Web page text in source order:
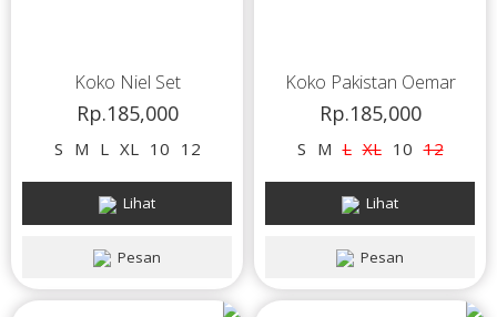
Koko Niel Set
Rp.185,000
S M L XL 10 12
Pesan
Lihat
Koko Pakistan Oemar
Rp.185,000
S M L XL 10 12
Pesan
Lihat